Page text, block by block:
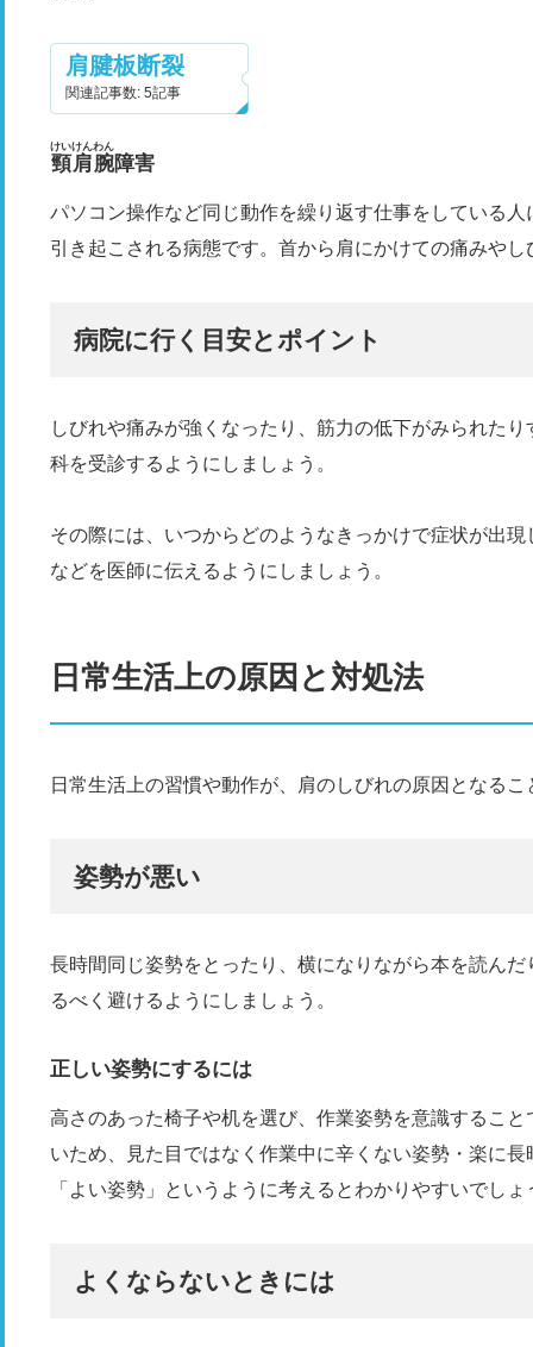
肩腱板断裂
関連記事数: 5記事
頸肩腕
けいけんわん
障害
パソコン操作など同じ動作を繰り返す仕事をしている
引き起こされる病態です。首から肩にかけての痛みや
病院に行く目安とポイント
しびれや痛みが強くなったり、筋力の低下がみられた
科を受診するようにしましょう。
その際には、いつからどのようなきっかけで症状が出
などを医師に伝えるようにしましょう。
日常生活上の原因と対処法
日常生活上の習慣や動作が、肩のしびれの原因となるこ
姿勢が悪い
長時間同じ姿勢をとったり、横になりながら本を読ん
るべく避けるようにしましょう。
正しい姿勢にするには
高さのあった椅子や机を選び、作業姿勢を意識するこ
いため、見た目ではなく作業中に辛くない姿勢・楽に
「よい姿勢」というように考えるとわかりやすいでしょ
よくならないときには